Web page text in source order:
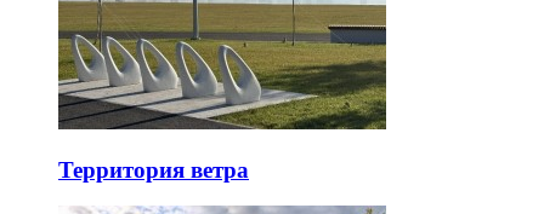
Территория ветра